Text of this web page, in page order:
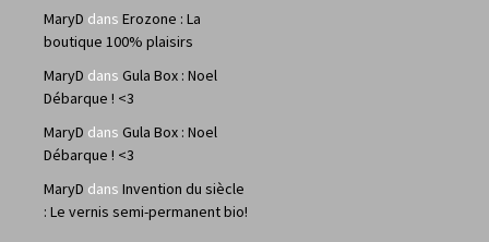
MaryD dans Erozone : La
boutique 100% plaisirs
MaryD dans Gula Box : Noel
Débarque ! <3
MaryD dans Gula Box : Noel
Débarque ! <3
MaryD dans Invention du siècle
: Le vernis semi-permanent bio!